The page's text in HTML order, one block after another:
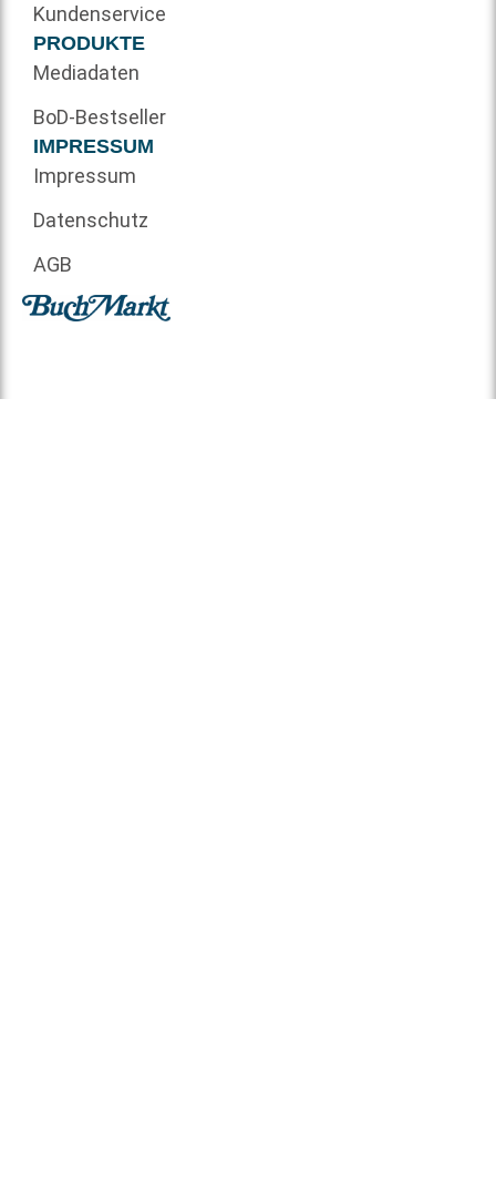
Kundenservice
PRODUKTE
Mediadaten
BoD-Bestseller
IMPRESSUM
Impressum
Datenschutz
AGB